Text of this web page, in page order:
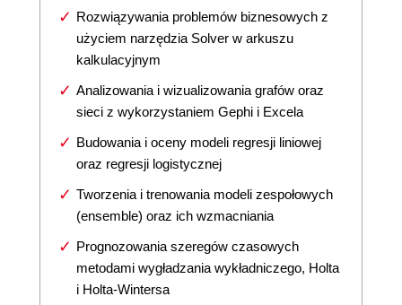
Rozwiązywania problemów biznesowych z
użyciem narzędzia Solver w arkuszu
kalkulacyjnym
Analizowania i wizualizowania grafów oraz
sieci z wykorzystaniem Gephi i Excela
Budowania i oceny modeli regresji liniowej
oraz regresji logistycznej
Tworzenia i trenowania modeli zespołowych
(ensemble) oraz ich wzmacniania
Prognozowania szeregów czasowych
metodami wygładzania wykładniczego, Holta
i Holta-Wintersa